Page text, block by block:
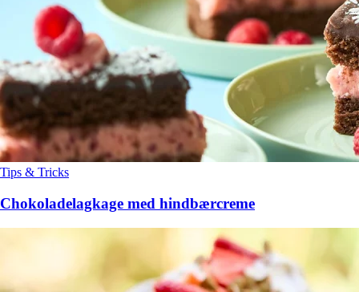
Tips & Tricks
Chokoladelagkage med hindbærcreme